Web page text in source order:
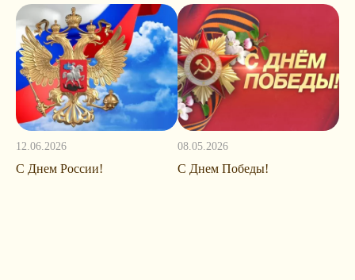
12.06.2026
С Днем России!
08.05.2026
С Днем Победы!